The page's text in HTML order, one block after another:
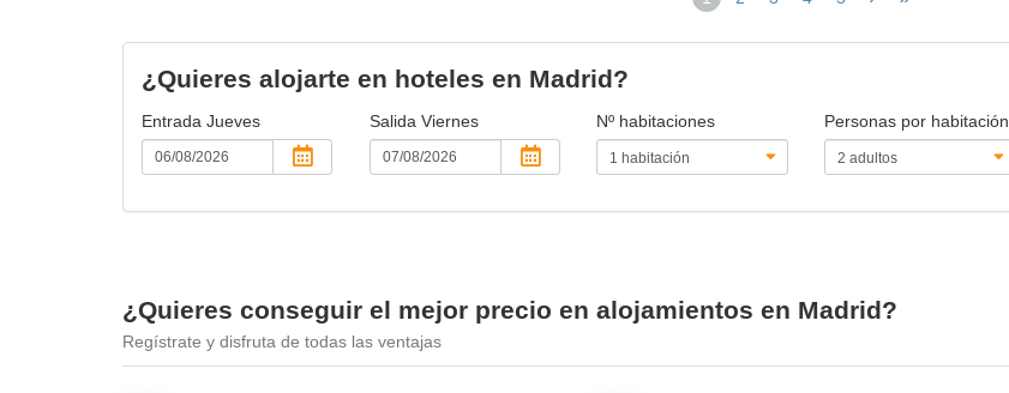
¿Quieres alojarte en hoteles en Madrid?
Entrada Jueves Salida Viernes Nº habitaciones
Personas por habitación
¿Quieres conseguir el mejor precio en alojamientos en Madrid?
Regístrate y disfruta de todas las ventajas